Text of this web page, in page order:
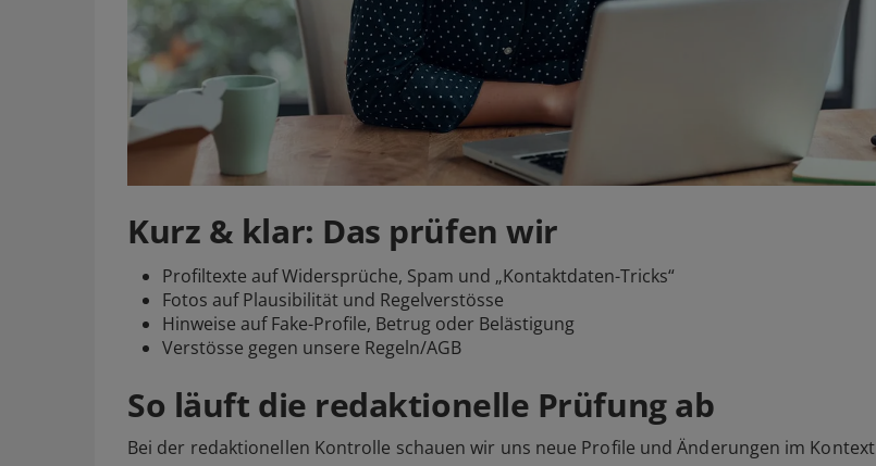
Kurz & klar: Das prüfen wir
Profiltexte auf Widersprüche, Spam und „Kontaktdaten-Tricks“
Fotos auf Plausibilität und Regelverstösse
Hinweise auf Fake-Profile, Betrug oder Belästigung
Verstösse gegen unsere Regeln/AGB
So läuft die redaktionelle Prüfung ab
Bei der redaktionellen Kontrolle schauen wir uns neue Profile und Änderungen im Kontext